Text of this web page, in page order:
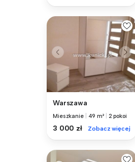
Warszawa
Mieszkanie 49 m² 2 pokoi
3 000 zł Zobacz więcej